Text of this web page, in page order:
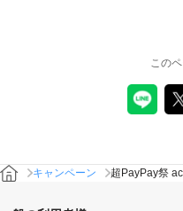
この
キャンペーン 超PayPay祭